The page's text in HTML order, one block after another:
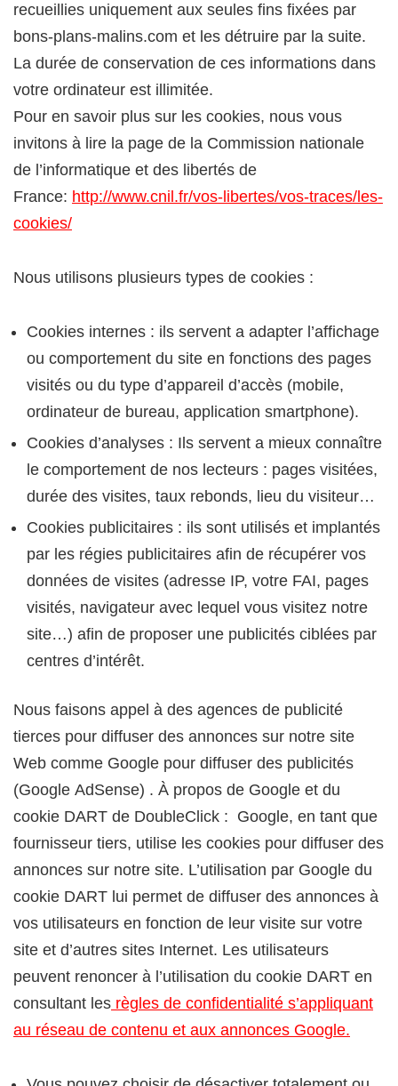
recueillies uniquement aux seules fins fixées par
bons-plans-malins.com et les détruire par la suite.
La durée de conservation de ces informations dans
votre ordinateur est illimitée.
Pour en savoir plus sur les cookies, nous vous
invitons à lire la page de la Commission nationale
de l’informatique et des libertés de
France: http://www.cnil.fr/vos-libertes/vos-traces/les-
cookies/
Nous utilisons plusieurs types de cookies :
Cookies internes : ils servent a adapter l’affichage
ou comportement du site en fonctions des pages
visités ou du type d’appareil d’accès (mobile,
ordinateur de bureau, application smartphone).
Cookies d’analyses : Ils servent a mieux connaître
le comportement de nos lecteurs : pages visitées,
durée des visites, taux rebonds, lieu du visiteur…
Cookies publicitaires : ils sont utilisés et implantés
par les régies publicitaires afin de récupérer vos
données de visites (adresse IP, votre FAI, pages
visités, navigateur avec lequel vous visitez notre
site…) afin de proposer une publicités ciblées par
centres d’intérêt.
Nous faisons appel à des agences de publicité
tierces pour diffuser des annonces sur notre site
Web comme Google pour diffuser des publicités
(Google AdSense) . À propos de Google et du
cookie DART de DoubleClick : Google, en tant que
fournisseur tiers, utilise les cookies pour diffuser des
annonces sur notre site. L’utilisation par Google du
cookie DART lui permet de diffuser des annonces à
vos utilisateurs en fonction de leur visite sur votre
site et d’autres sites Internet. Les utilisateurs
peuvent renoncer à l’utilisation du cookie DART en
consultant les règles de confidentialité s’appliquant
au réseau de contenu et aux annonces Google.